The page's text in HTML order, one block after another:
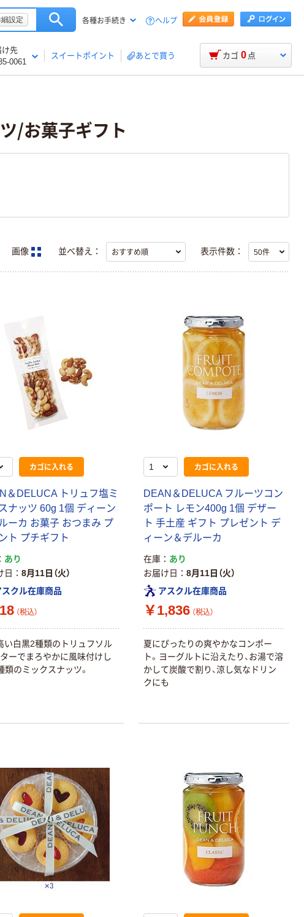
細設定 各種お手続き ヘルプ
け先
0061
スイートポイント あとで買う カゴ 0 点
/お菓子ギフト
画像 並べ替え： 表示件数：
カゴに入れる
＆DELUCA トリュフ塩ミ
ナッツ 60g 1個 ディーン
ーカ お菓子 おつまみ プ
ト プチギフト
あり
日
8月11日（火）
スクル在庫商品
（税込）
い白黒2種類のトリュフソル
ターでまろやかに風味付けし
類のミックスナッツ。
カゴに入れる
DEAN＆DELUCA フルーツコン
ポート レモン400g 1個 デザー
ト 手土産 ギフト プレゼント デ
ィーン＆デルーカ
在庫
あり
お届け日
8月11日（火）
アスクル在庫商品
￥1,836 （税込）
夏にぴったりの爽やかなコンポー
ト。ヨーグルトに沿えたり、お湯で溶
かして炭酸で割り、涼し気なドリン
クにも
）
本気プライス
アスクル はたら
く ふせん 付箋
75×25mm
￥377~
富士フイルム
instax mini13
INS MINI 13
（税込）
キングジム テプ
ラ TEPRA
PRO【純正】テー
プ 白ラベル
12mm幅 （黒文
字）
￥914~
富士フイルム チ
ェキ専用フィル
ム INSTAX MINI
（税込）